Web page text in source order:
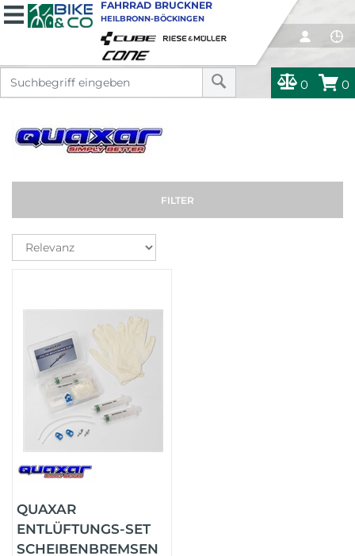
0 0
FAHRRAD BRUCKNER
HEILBRONN-BÖCKINGEN
FILTER
QUAXAR
ENTLÜFTUNGS-SET
SCHEIBENBREMSEN